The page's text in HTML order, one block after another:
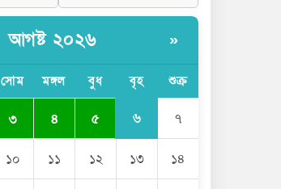
আগষ্ট ২০২৬ »
সোম মঙ্গল বুধ বৃহ শুক্র
৩ ৪ ৫ ৬ ৭
১০ ১১ ১২ ১৩ ১৪